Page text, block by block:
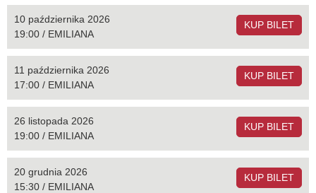
10 października 2026
19:00 / EMILIANA
KUP BILET
11 października 2026
17:00 / EMILIANA
KUP BILET
26 listopada 2026
19:00 / EMILIANA
KUP BILET
20 grudnia 2026
15:30 / EMILIANA
KUP BILET